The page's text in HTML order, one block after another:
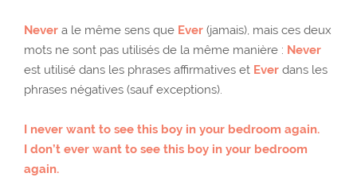
Never a le même sens que Ever (jamais), mais ces deux
mots ne sont pas utilisés de la même manière : Never
est utilisé dans les phrases affirmatives et Ever dans les
phrases négatives (sauf exceptions).
I never want to see this boy in your bedroom again.
I don’t ever want to see this boy in your bedroom
again.